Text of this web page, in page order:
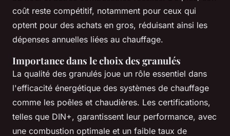
coût reste compétitif, notamment pour ceux qui
optent pour des achats en gros, réduisant ainsi les
dépenses annuelles liées au chauffage.
Importance dans le choix des granulés
La qualité des granulés joue un rôle essentiel dans
l'efficacité énergétique des systèmes de chauffage
comme les poêles et chaudières. Les certifications,
telles que DIN+, garantissent leur performance, avec
une combustion optimale et un faible taux de